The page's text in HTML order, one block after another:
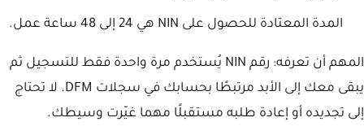
المدة المعتادة للحصول على NIN هي 24 إلى 48 ساعة عمل.
المهم أن تعرفه: رقم NIN يُستخدم مرة واحدة فقط للتسجيل ثم
يبقى معك إلى الأبد مرتبطًا بحسابك في سجلات DFM. لا تحتاج
إلى تجديده أو إعادة طلبه مستقبلًا مهما غيّرت وسيطك.